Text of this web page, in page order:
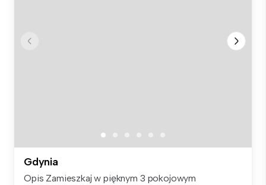
Gdynia
Opis Zamieszkaj w pięknym 3 pokojowym